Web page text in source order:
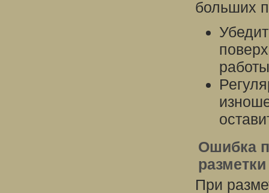
больших
Ошибка
разметки
При